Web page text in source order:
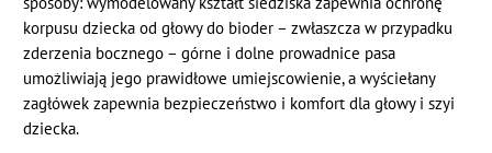
korpusu dziecka od głowy do bioder – zwłaszcza w przypadku
zderzenia bocznego – górne i dolne prowadnice pasa
umożliwiają jego prawidłowe umiejscowienie, a wyściełany
zagłówek zapewnia bezpieczeństwo i komfort dla głowy i szyi
dziecka.